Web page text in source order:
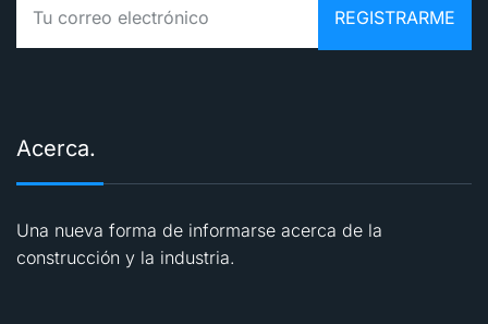
Acerca.
Una nueva forma de informarse acerca de la
construcción y la industria.